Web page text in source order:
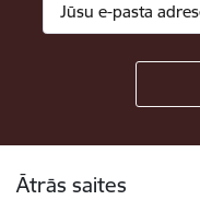
Ātrās saites